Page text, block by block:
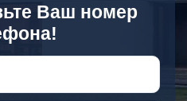
Ваш номер